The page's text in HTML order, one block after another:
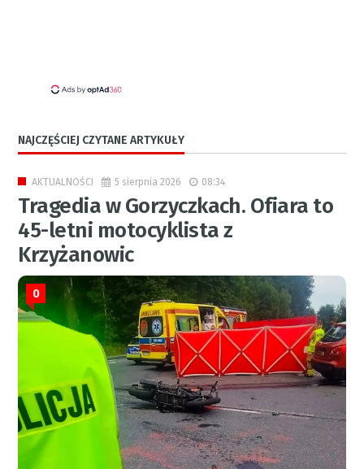
NAJCZĘŚCIEJ CZYTANE ARTYKUŁY
AKTUALNOŚCI 5 sierpnia 2026 08:34
Tragedia w Gorzyczkach. Ofiara to
45-letni motocyklista z
Krzyżanowic
0